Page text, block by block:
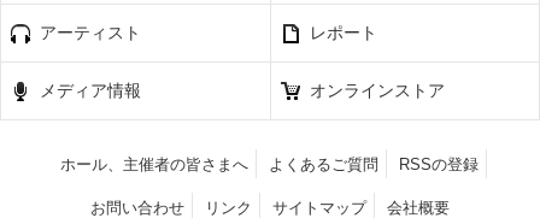
アーティスト レポート
メディア情報 オンラインストア
ホール、主催者の皆さまへ よくあるご質問 RSSの登録
お問い合わせ リンク サイトマップ 会社概要